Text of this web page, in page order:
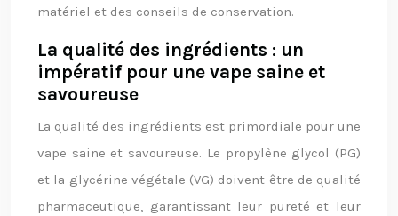
matériel et des conseils de conservation.
La qualité des ingrédients : un
impératif pour une vape saine et
savoureuse
La qualité des ingrédients est primordiale pour une
vape saine et savoureuse. Le propylène glycol (PG)
et la glycérine végétale (VG) doivent être de qualité
pharmaceutique, garantissant leur pureté et leur